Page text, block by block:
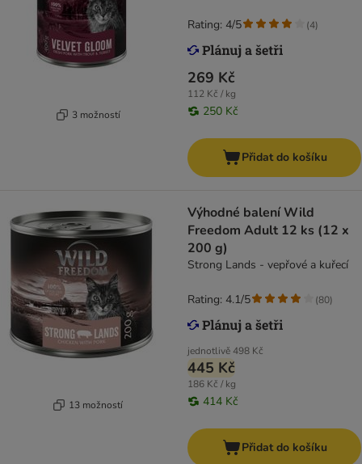
3 možností
269 Kč
112 Kč / kg
250 Kč
Rating: 4/5 (4)
Přidat do košíku
13 možností
Výhodné balení Wild
Freedom Adult 12 ks (12 x
200 g)
Strong Lands - vepřové a kuřecí
jednotlivě498 Kč
445 Kč
186 Kč / kg
414 Kč
Rating: 4.1/5 (80)
Přidat do košíku